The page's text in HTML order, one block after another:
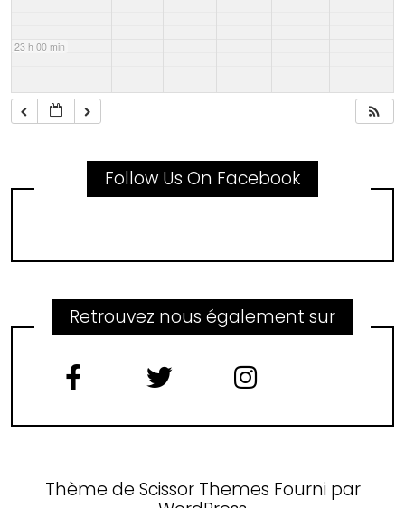
23 h 00 min
Follow Us On Facebook
Retrouvez nous également sur
Thème de Scissor Themes Fourni par